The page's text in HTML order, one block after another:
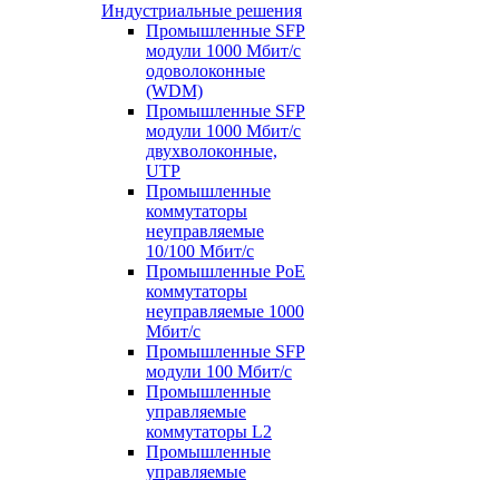
Индустриальные решения
Промышленные SFP
модули 1000 Мбит/c
одоволоконные
(WDM)
Промышленные SFP
модули 1000 Мбит/c
двухволоконные,
UTP
Промышленные
коммутаторы
неуправляемые
10/100 Мбит/с
Промышленные PoE
коммутаторы
неуправляемые 1000
Мбит/с
Промышленные SFP
модули 100 Мбит/c
Промышленные
управляемые
коммутаторы L2
Промышленные
управляемые